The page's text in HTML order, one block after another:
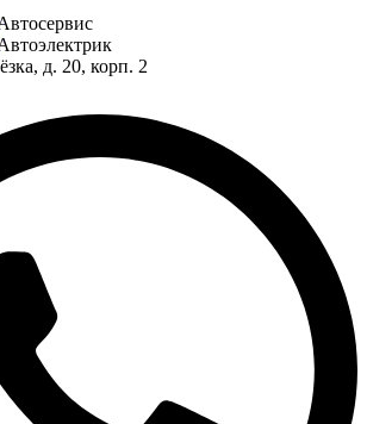
д. 20, корп. 2